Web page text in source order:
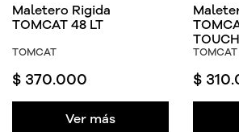
Maletero Rigida
TOMCAT 48 LT
TOMCAT
$ 370.000
Ver más
TOMCAT
$ 310.